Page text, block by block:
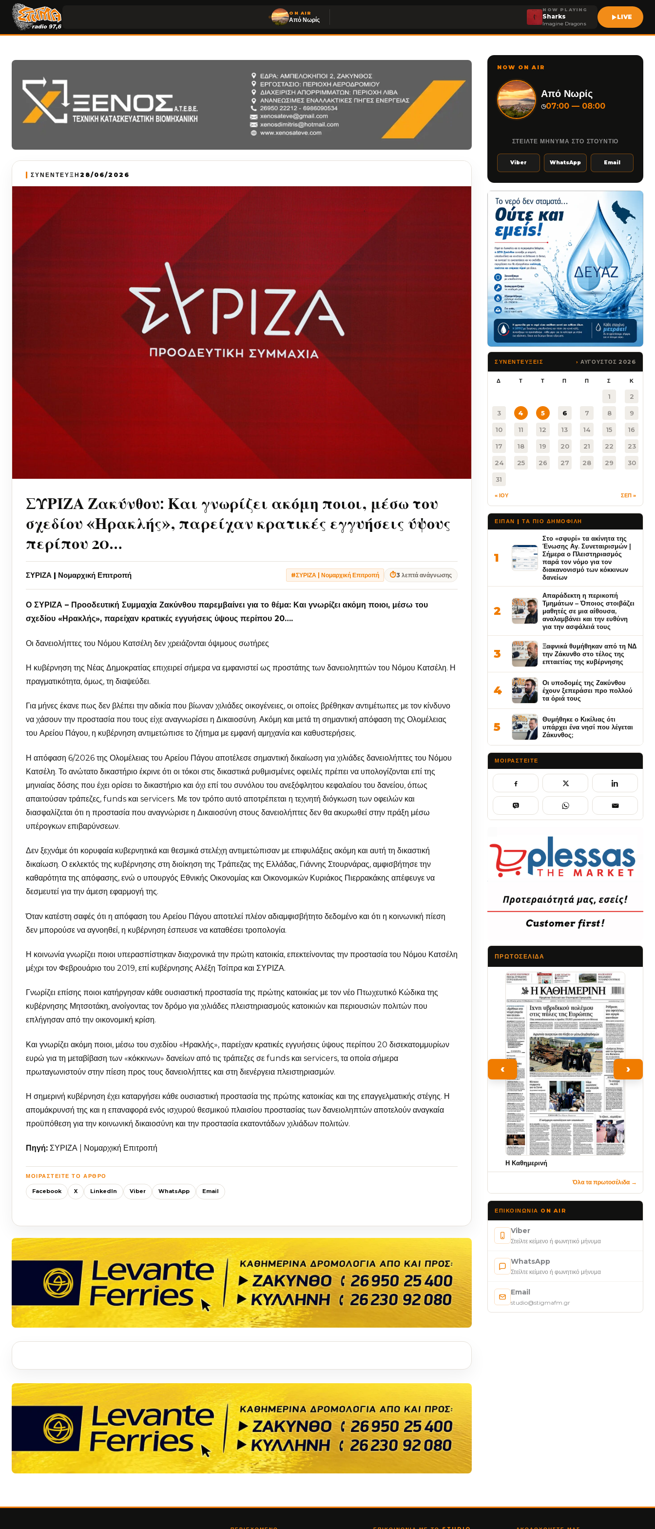
ON AIR
Από Νωρίς
NOW PLAYING
Sharks
Imagine Dragons
LIVE
ΣΥΝΕΝΤΕΥΞΗ 28/06/2026
ΣΥΡΙΖΑ Ζακύνθου: Και γνωρίζει ακόμη ποιοι, μέσω του
σχεδίου «Ηρακλής», παρείχαν κρατικές εγγυήσεις ύψους
περίπου 20…
ΣΥΡΙΖΑ | Νομαρχική Επιτροπή #ΣΥΡΙΖΑ | Νομαρχική Επιτροπή ⏱3 λεπτά ανάγνωσης
Ο ΣΥΡΙΖΑ – Προοδευτική Συμμαχία Ζακύνθου παρεμβαίνει για το θέμα: Και γνωρίζει ακόμη ποιοι, μέσω του
σχεδίου «Ηρακλής», παρείχαν κρατικές εγγυήσεις ύψους περίπου 20….
Οι δανειολήπτες του Νόμου Κατσέλη δεν χρειάζονται όψιμους σωτήρες
Η κυβέρνηση της Νέας Δημοκρατίας επιχειρεί σήμερα να εμφανιστεί ως προστάτης των δανειοληπτών του Νόμου Κατσέλη. Η
πραγματικότητα, όμως, τη διαψεύδει.
Για μήνες έκανε πως δεν βλέπει την αδικία που βίωναν χιλιάδες οικογένειες, οι οποίες βρέθηκαν αντιμέτωπες με τον κίνδυνο
να χάσουν την προστασία που τους είχε αναγνωρίσει η Δικαιοσύνη. Ακόμη και μετά τη σημαντική απόφαση της Ολομέλειας
του Αρείου Πάγου, η κυβέρνηση αντιμετώπισε το ζήτημα με εμφανή αμηχανία και καθυστερήσεις.
Η απόφαση 6/2026 της Ολομέλειας του Αρείου Πάγου αποτέλεσε σημαντική δικαίωση για χιλιάδες δανειολήπτες του Νόμου
Κατσέλη. Το ανώτατο δικαστήριο έκρινε ότι οι τόκοι στις δικαστικά ρυθμισμένες οφειλές πρέπει να υπολογίζονται επί της
μηνιαίας δόσης που έχει ορίσει το δικαστήριο και όχι επί του συνόλου του ανεξόφλητου κεφαλαίου του δανείου, όπως
απαιτούσαν τράπεζες, funds και servicers. Με τον τρόπο αυτό αποτρέπεται η τεχνητή διόγκωση των οφειλών και
διασφαλίζεται ότι η προστασία που αναγνώρισε η Δικαιοσύνη στους δανειολήπτες δεν θα ακυρωθεί στην πράξη μέσω
υπέρογκων επιβαρύνσεων.
Δεν ξεχνάμε ότι κορυφαία κυβερνητικά και θεσμικά στελέχη αντιμετώπισαν με επιφυλάξεις ακόμη και αυτή τη δικαστική
δικαίωση. Ο εκλεκτός της κυβέρνησης στη διοίκηση της Τράπεζας της Ελλάδας, Γιάννης Στουρνάρας, αμφισβήτησε την
καθαρότητα της απόφασης, ενώ ο υπουργός Εθνικής Οικονομίας και Οικονομικών Κυριάκος Πιερρακάκης απέφευγε να
δεσμευτεί για την άμεση εφαρμογή της.
Όταν κατέστη σαφές ότι η απόφαση του Αρείου Πάγου αποτελεί πλέον αδιαμφισβήτητο δεδομένο και ότι η κοινωνική πίεση
δεν μπορούσε να αγνοηθεί, η κυβέρνηση έσπευσε να καταθέσει τροπολογία.
Η κοινωνία γνωρίζει ποιοι υπερασπίστηκαν διαχρονικά την πρώτη κατοικία, επεκτείνοντας την προστασία του Νόμου Κατσέλη
μέχρι τον Φεβρουάριο του 2019, επί κυβέρνησης Αλέξη Τσίπρα και ΣΥΡΙΖΑ.
Γνωρίζει επίσης ποιοι κατήργησαν κάθε ουσιαστική προστασία της πρώτης κατοικίας με τον νέο Πτωχευτικό Κώδικα της
κυβέρνησης Μητσοτάκη, ανοίγοντας τον δρόμο για χιλιάδες πλειστηριασμούς κατοικιών και περιουσιών πολιτών που
επλήγησαν από την οικονομική κρίση.
Και γνωρίζει ακόμη ποιοι, μέσω του σχεδίου «Ηρακλής», παρείχαν κρατικές εγγυήσεις ύψους περίπου 20 δισεκατομμυρίων
ευρώ για τη μεταβίβαση των «κόκκινων» δανείων από τις τράπεζες σε funds και servicers, τα οποία σήμερα
πρωταγωνιστούν στην πίεση προς τους δανειολήπτες και στη διενέργεια πλειστηριασμών.
Η σημερινή κυβέρνηση έχει καταργήσει κάθε ουσιαστική προστασία της πρώτης κατοικίας και της επαγγελματικής στέγης. Η
απομάκρυνσή της και η επαναφορά ενός ισχυρού θεσμικού πλαισίου προστασίας των δανειοληπτών αποτελούν αναγκαία
προϋπόθεση για την κοινωνική δικαιοσύνη και την προστασία εκατοντάδων χιλιάδων πολιτών.
Πηγή: ΣΥΡΙΖΑ | Νομαρχική Επιτροπή
ΜΟΙΡΑΣΤΕΊΤΕ ΤΟ ΆΡΘΡΟ
Facebook X LinkedIn Viber WhatsApp Email
NOW ON AIR
Από Νωρίς
◷07:00 — 08:00
ΣΤΕΙΛΤΕ ΜΗΝΥΜΑ ΣΤΟ ΣΤΟΥΝΤΙΟ
Viber WhatsApp Email
ΣΥΝΕΝΤΕΥΞΕΙΣ ΑΥΓΟΥΣΤΟΣ 2026
Δ Τ Τ Π Π Σ Κ
1 2
3 4 5 6 7 8 9
10 11 12 13 14 15 16
17 18 19 20 21 22 23
24 25 26 27 28 29 30
31
« ΙΟΥ ΣΕΠ »
ΕΙΠΑΝ | ΤΑ ΠΙΟ ΔΗΜΟΦΙΛΉ
1
Στο «σφυρί» τα ακίνητα της
Ένωσης Αγ. Συνεταιρισμών |
Σήμερα ο Πλειστηριασμός
παρά τον νόμο για τον
διακανονισμό των κόκκινων
δανείων
2
Απαράδεκτη η περικοπή
Τμημάτων – Όποιος στοιβάζει
μαθητές σε μια αίθουσα,
αναλαμβάνει και την ευθύνη
για την ασφάλειά τους
3
Ξαφνικά θυμήθηκαν από τη ΝΔ
την Ζάκυνθο στο τέλος της
επταετίας της κυβέρνησης
4
Οι υποδομές της Ζακύνθου
έχουν ξεπεράσει προ πολλού
τα όριά τους
5
Θυμήθηκε ο Κικίλιας ότι
υπάρχει ένα νησί που λέγεται
Ζάκυνθος;
ΜΟΙΡΑΣΤΕΊΤΕ
ΠΡΩΤΟΣΈΛΙΔΑ
‹
Η Καθημερινή
›
Όλα τα πρωτοσέλιδα →
ΕΠΙΚΟΙΝΩΝΊΑ ON AIR
Viber
Στείλτε κείμενο ή φωνητικό μήνυμα
WhatsApp
Στείλτε κείμενο ή φωνητικό μήνυμα
Email
studio@stigmafm.gr